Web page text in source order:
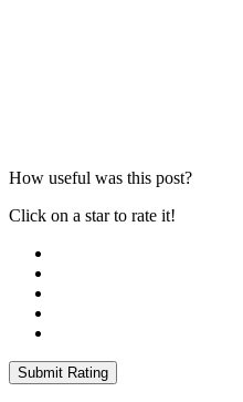
How useful was this post?
Click on a star to rate it!
Submit Rating